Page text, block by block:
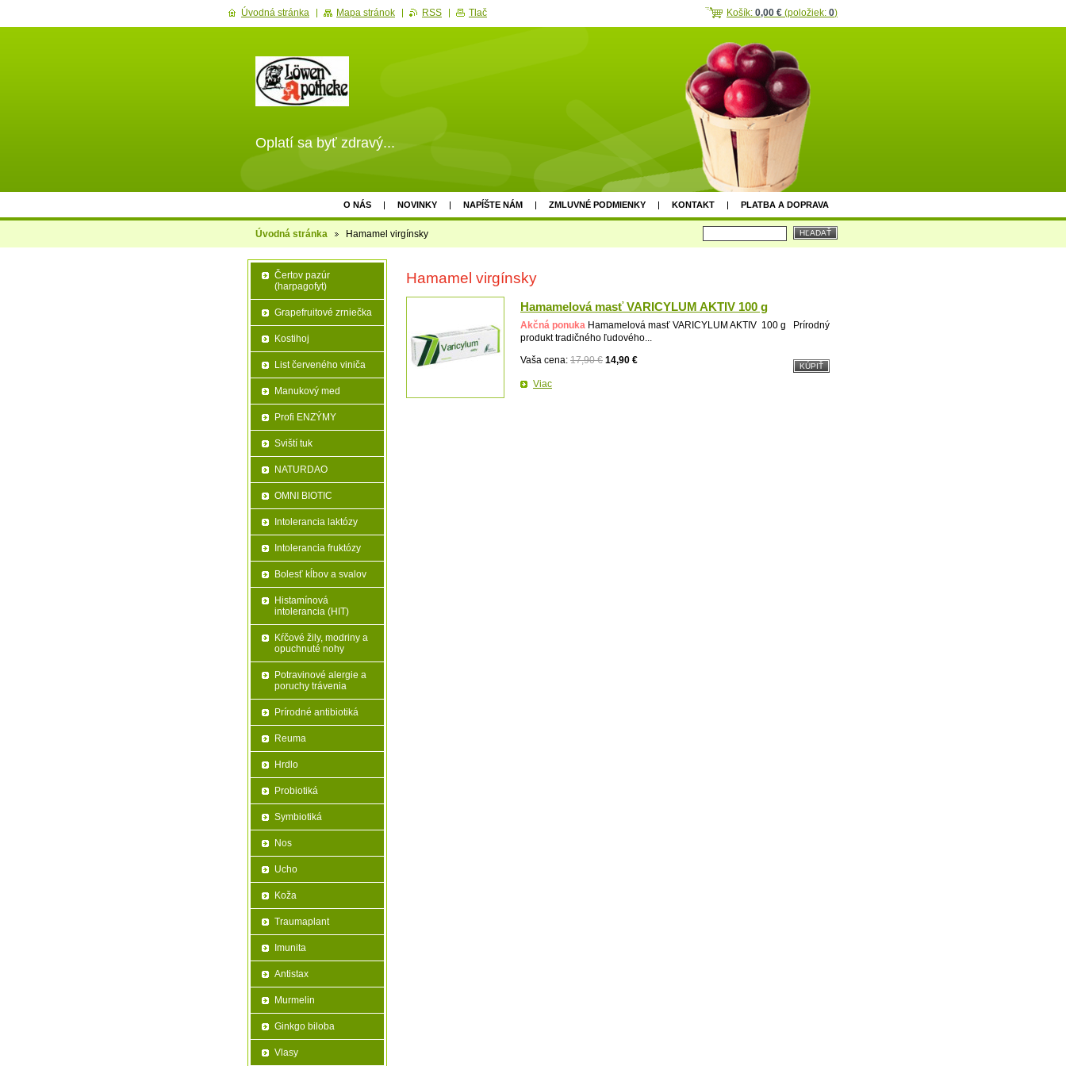
Oplatí sa byť zdravý...
O NÁS NOVINKY NAPÍŠTE NÁM ZMLUVNÉ PODMIENKY KONTAKT PLATBA A DOPRAVA
Úvodná stránka Hamamel virgínsky
Hamamel virgínsky
Hamamelová masť VARICYLUM AKTIV 100 g
Akčná ponuka Hamamelová masť VARICYLUM AKTIV 100 g Prírodný
produkt tradičného ľudového...
Vaša cena: 17,90 € 14,90 €
Viac
Čertov pazúr
(harpagofyt)
Grapefruitové zrniečka
Kostihoj
List červeného viniča
Manukový med
Profi ENZÝMY
Sviští tuk
NATURDAO
OMNI BIOTIC
Intolerancia laktózy
Intolerancia fruktózy
Bolesť kĺbov a svalov
Histamínová
intolerancia (HIT)
Kŕčové žily, modriny a
opuchnuté nohy
Potravinové alergie a
poruchy trávenia
Prírodné antibiotiká
Reuma
Hrdlo
Probiotiká
Symbiotiká
Nos
Ucho
Koža
Traumaplant
Imunita
Antistax
Murmelin
Ginkgo biloba
Vlasy
Košík: 0,00 € (položiek: 0)
Úvodná stránka Mapa stránok RSS Tlač